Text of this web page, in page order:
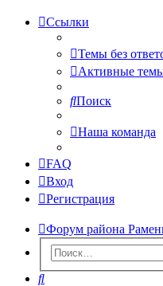
Ссылки
Темы без
Активные
Поиск
Наша команда
FAQ
Вход
Регистрация
Форум района
Поиск